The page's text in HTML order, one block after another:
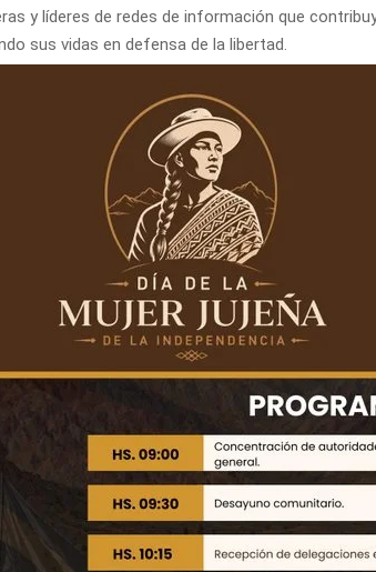
y líderes de redes de información que
sus vidas en defensa de la libertad.